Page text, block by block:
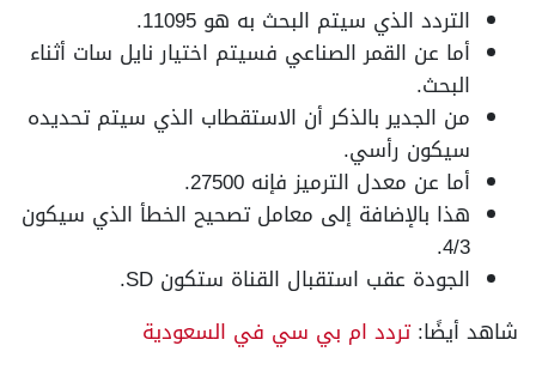
التردد الذي سيتم البحث به هو 11095.
أما عن القمر الصناعي فسيتم اختيار نايل سات أثناء
البحث.
من الجدير بالذكر أن الاستقطاب الذي سيتم تحديده
سيكون رأسي.
أما عن معدل الترميز فإنه 27500.
هذا بالإضافة إلى معامل تصحيح الخطأ الذي سيكون
4/3.
الجودة عقب استقبال القناة ستكون SD.
شاهد أيضًا:تردد ام بي سي في السعودية